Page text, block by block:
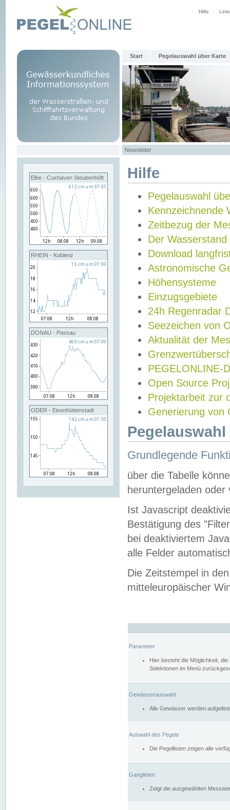
Hilfe
Start Pegelauswahl über Karte
Newsletter
Elbe - Cuxhaven Steubenhöft
RHEIN - Koblenz
DONAU - Passau
ODER - Eisenhüttenstadt
Hilfe
Pegelauswahl
Kennzeichnende
Zeitbezug der
Der Wasserstand
Download
Astronomische
Höhensysteme
Einzugsgebiete
24h Regenradar
Seezeichen von
Aktualität der
PEGELONLINE-
Open Source
Projektarbeit zur
Generierung von
Grundlegende
über die Tabelle
heruntergeladen oder
Ist Javascript
Bestätigung des
bei deaktiviertem
alle Felder
Die Zeitstempel in
mitteleuropäischer
Parameter
Hier besteht die Möglichkeit,
Selektionen im Menü
Gewässerauswahl
Alle Gewässer werden
Auswahl des Pegels
Die Pegellisten zeigen alle
Ganglinien
Zeigt die ausgewählten